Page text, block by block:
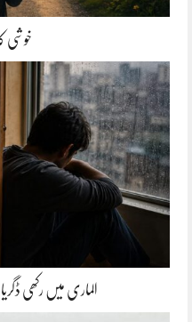
خوشی
الماری میں رکھی